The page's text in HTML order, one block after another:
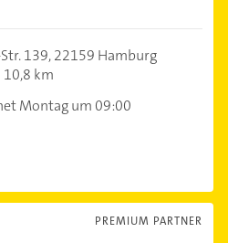
139,22159 Hamburg
10,8 km
Montag um 09:00
PREMIUM PARTNER